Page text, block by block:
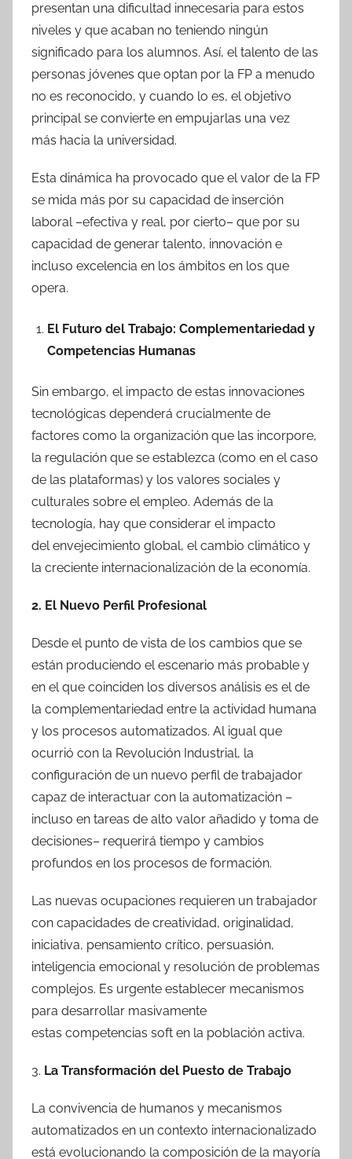
presentan una dificultad innecesaria para estos
niveles y que acaban no teniendo ningún
significado para los alumnos. Así, el talento de las
personas jóvenes que optan por la FP a menudo
no es reconocido, y cuando lo es, el objetivo
principal se convierte en empujarlas una vez
más hacia la universidad.
Esta dinámica ha provocado que el valor de la FP
se mida más por su capacidad de inserción
laboral –efectiva y real, por cierto– que por su
capacidad de generar talento, innovación e
incluso excelencia en los ámbitos en los que
opera.
El Futuro del Trabajo: Complementariedad y
Competencias Humanas
Sin embargo, el impacto de estas innovaciones
tecnológicas dependerá crucialmente de
factores como la organización que las incorpore,
la regulación que se establezca (como en el caso
de las plataformas) y los valores sociales y
culturales sobre el empleo. Además de la
tecnología, hay que considerar el impacto
del envejecimiento global, el cambio climático y
la creciente internacionalización de la economía.
2. El Nuevo Perfil Profesional
Desde el punto de vista de los cambios que se
están produciendo el escenario más probable y
en el que coinciden los diversos análisis es el de
la complementariedad entre la actividad humana
y los procesos automatizados. Al igual que
ocurrió con la Revolución Industrial, la
configuración de un nuevo perfil de trabajador
capaz de interactuar con la automatización –
incluso en tareas de alto valor añadido y toma de
decisiones– requerirá tiempo y cambios
profundos en los procesos de formación.
Las nuevas ocupaciones requieren un trabajador
con capacidades de creatividad, originalidad,
iniciativa, pensamiento crítico, persuasión,
inteligencia emocional y resolución de problemas
complejos. Es urgente establecer mecanismos
para desarrollar masivamente
estas competencias soft en la población activa.
3. La Transformación del Puesto de Trabajo
La convivencia de humanos y mecanismos
automatizados en un contexto internacionalizado
está evolucionando la composición de la mayoría